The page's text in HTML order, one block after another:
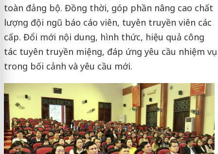
toàn đảng bộ. Đồng thời, góp phần nâng cao chất
lượng đội ngũ báo cáo viên, tuyên truyền viên các
cấp. Đổi mới nội dung, hình thức, hiệu quả công
tác tuyên truyền miệng, đáp ứng yêu cầu nhiệm vụ
trong bối cảnh và yêu cầu mới.